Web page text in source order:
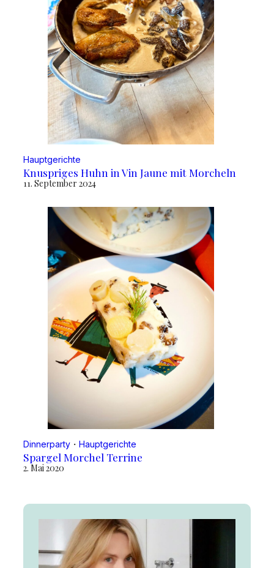
Hauptgerichte
Knuspriges Huhn in Vin Jaune mit Morcheln
11. September 2024
Dinnerparty ・ Hauptgerichte
Spargel Morchel Terrine
2. Mai 2020